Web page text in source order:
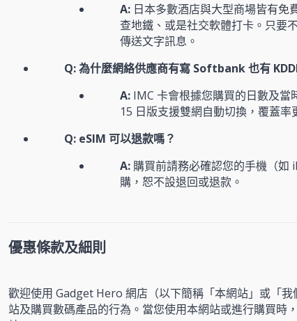
A: 日本多數酒店與大型商場皆有免
查地鐵、或是社交軟體打卡。只要
傳送文字訊息。
Q: 為什麼網絡供應商有寫 Softbank 也有
A: IMC 卡會根據您購買的日數及
15 日版支援雙網自動切換，覆蓋率
Q: eSIM 可以退款嗎？
A: 購買前請務必確認您的手機（如
購，恕不設退回或退款。
優惠條款及細則
歡迎使用 Gadget Hero 網店（以下簡稱「本網站」或「
站及購買數碼產品的行為。當您使用本網站或進行購買時